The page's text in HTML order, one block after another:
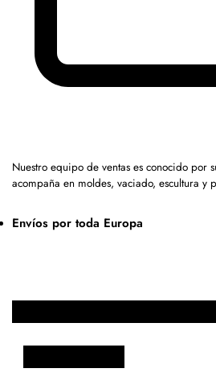
Nuestro equipo de ventas es conocido por
acompaña en moldes, vaciado, escultura y
Envíos por toda Europa